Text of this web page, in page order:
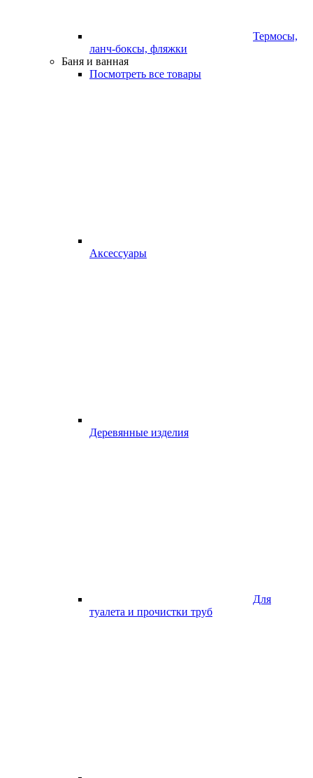
Термосы,
ланч-боксы, фляжки
Баня и ванная
Посмотреть все товары
Аксессуары
Деревянные изделия
Для
туалета и прочистки труб